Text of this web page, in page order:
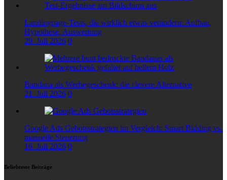
Landingpage-Tests, die wirklich etwas verändern: Aufbau,
Hypothese, Auswertung
29. Juli 2026 0
Bandana als Werbegeschenk: die clevere Alternative
21. Juli 2026 0
Google Ads Gebotsstrategien im Vergleich: Smart Bidding vs.
manuelle Steuerung
16. Juli 2026 0
Beliebteste Beiträge